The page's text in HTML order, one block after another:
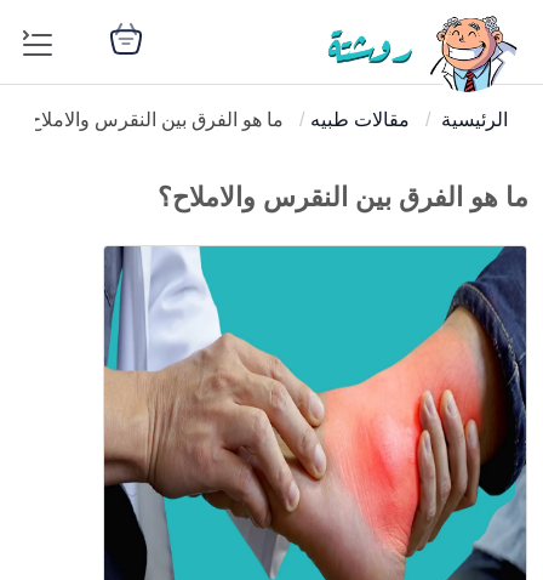
الرئيسية مقالات طبيه ما هو الفرق بين النقرس والاملاح؟
ما هو الفرق بين النقرس والاملاح؟